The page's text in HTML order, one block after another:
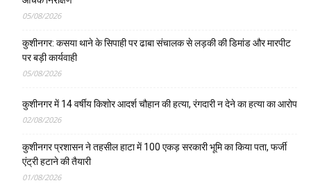
05/08/2026
कुशीनगर: कसया थाने के सिपाही पर ढाबा संचालक से लड़की की डिमांड और मारपीट
पर बड़ी कार्यवाही
05/08/2026
कुशीनगर में 14 वर्षीय किशोर आदर्श चौहान की हत्या, रंगदारी न देने का हत्या का आरोप
02/08/2026
कुशीनगर प्रशासन ने तहसील हाटा में 100 एकड़ सरकारी भूमि का किया पता, फर्जी
एंट्री हटाने की तैयारी
01/08/2026